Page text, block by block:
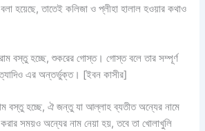
হয়েছে, তাতেই কলিজা ও প্লীহা হালাল হওয়ার কথাও
বস্তু হচ্ছে, শুকরের গোস্ত। গোস্ত বলে তার সম্পূর্ণ
এর অন্তর্ভুক্ত। [ইবন কাসীর]
বস্তু হচ্ছে, ঐ জন্তু যা আল্লাহ ব্যতীত অন্যের নামে
সময়ও অন্যের নাম নেয়া হয়, তবে তা খোলাখুলি